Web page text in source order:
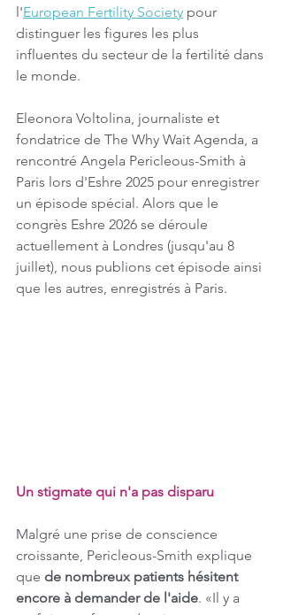
l'European Fertility Society pour
distinguer les figures les plus
influentes du secteur de la fertilité dans
le monde.
Eleonora Voltolina, journaliste et
fondatrice de The Why Wait Agenda, a
rencontré Angela Pericleous-Smith à
Paris lors d'Eshre 2025 pour enregistrer
un épisode spécial. Alors que le
congrès Eshre 2026 se déroule
actuellement à Londres (jusqu'au 8
juillet), nous publions cet épisode ainsi
que les autres, enregistrés à Paris.
Un stigmate qui n'a pas disparu
Malgré une prise de conscience
croissante, Pericleous-Smith explique
que de nombreux patients hésitent
encore à demander de l'aide. «Il y a